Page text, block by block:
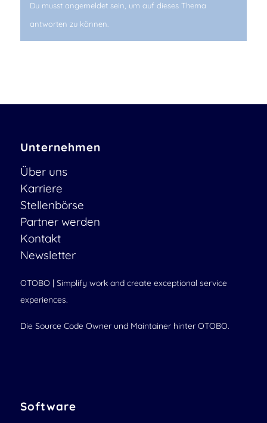
Du musst angemeldet sein, um auf dieses Thema
antworten zu können.
Unternehmen
Über uns
Karriere
Stellenbörse
Partner werden
Kontakt
Newsletter
OTOBO | Simplify work and create exceptional service
experiences.
Die Source Code Owner und Maintainer hinter OTOBO.
Software